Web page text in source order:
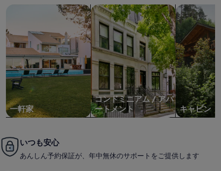
し
い
一軒家
コンドミニアム / アパ
ートメント
コンドミニアム、アパートメントを
キャビン
キャビンを
いつも安心
あんしん予約保証が、年中無休のサポートをご提供します